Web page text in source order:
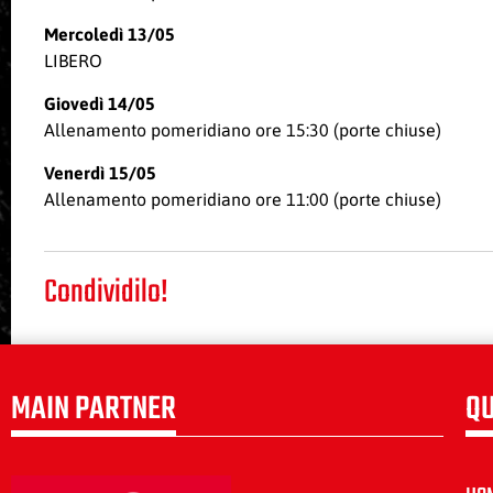
Mercoledì 13/05
LIBERO
Giovedì 14/05
Allenamento pomeridiano ore 15:30 (porte chiuse)
Venerdì 15/05
Allenamento pomeridiano ore 11:00 (porte chiuse)
Condividilo!
MAIN PARTNER